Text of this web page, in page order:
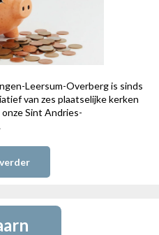
Leersum-Overberg is sinds
van zes plaatselijke kerken
Sint Andries-